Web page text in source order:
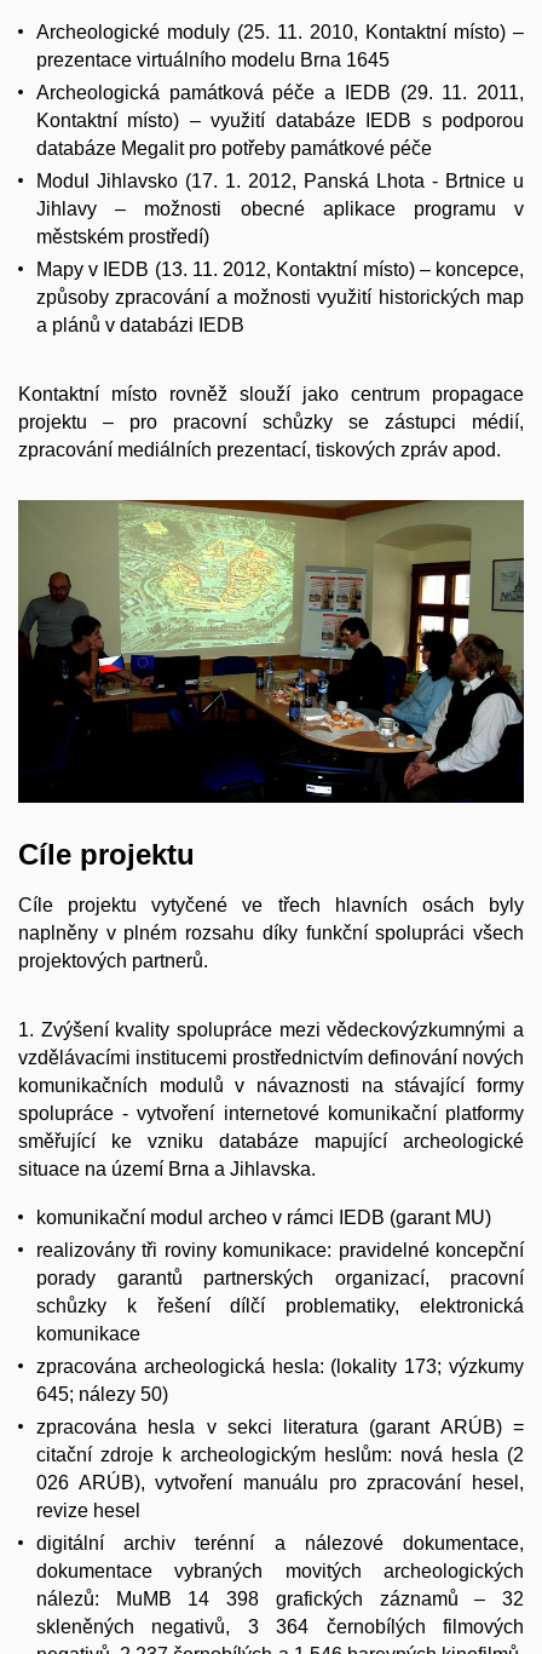
Archeologické moduly (25. 11. 2010, Kontaktní místo) –
prezentace virtuálního modelu Brna 1645
Archeologická památková péče a IEDB (29. 11. 2011,
Kontaktní místo) – využití databáze IEDB s podporou
databáze Megalit pro potřeby památkové péče
Modul Jihlavsko (17. 1. 2012, Panská Lhota - Brtnice u
Jihlavy – možnosti obecné aplikace programu v
městském prostředí)
Mapy v IEDB (13. 11. 2012, Kontaktní místo) – koncepce,
způsoby zpracování a možnosti využití historických map
a plánů v databázi IEDB
Kontaktní místo rovněž slouží jako centrum propagace
projektu – pro pracovní schůzky se zástupci médií,
zpracování mediálních prezentací, tiskových zpráv apod.
Cíle projektu
Cíle projektu vytyčené ve třech hlavních osách byly
naplněny v plném rozsahu díky funkční spolupráci všech
projektových partnerů.
1. Zvýšení kvality spolupráce mezi vědeckovýzkumnými a
vzdělávacími institucemi prostřednictvím definování nových
komunikačních modulů v návaznosti na stávající formy
spolupráce - vytvoření internetové komunikační platformy
směřující ke vzniku databáze mapující archeologické
situace na území Brna a Jihlavska.
komunikační modul archeo v rámci IEDB (garant MU)
realizovány tři roviny komunikace: pravidelné koncepční
porady garantů partnerských organizací, pracovní
schůzky k řešení dílčí problematiky, elektronická
komunikace
zpracována archeologická hesla: (lokality 173; výzkumy
645; nálezy 50)
zpracována hesla v sekci literatura (garant ARÚB) =
citační zdroje k archeologickým heslům: nová hesla (2
026 ARÚB), vytvoření manuálu pro zpracování hesel,
revize hesel
digitální archiv terénní a nálezové dokumentace,
dokumentace vybraných movitých archeologických
nálezů: MuMB 14 398 grafických záznamů – 32
skleněných negativů, 3 364 černobílých filmových